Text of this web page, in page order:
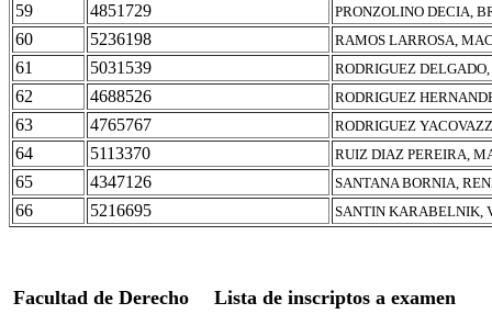
59 4851729 PRONZOLINO DECIA,
60 5236198 RAMOS LARROSA,
61 5031539 RODRIGUEZ
62 4688526 RODRIGUEZ
63 4765767 RODRIGUEZ
64 5113370 RUIZ DIAZ PEREIRA,
65 4347126 SANTANA BORNIA,
66 5216695 SANTIN KARABELNIK,
Facultad de Derecho Lista de inscriptos a examen